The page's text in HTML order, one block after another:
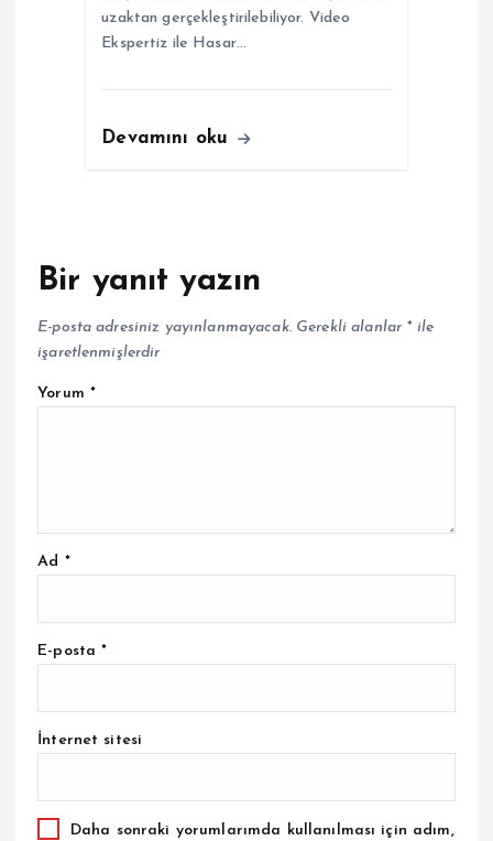
uzaktan gerçekleştirilebiliyor. Video
Ekspertiz ile Hasar…
Devamını oku
Bir yanıt yazın
E-posta adresiniz yayınlanmayacak. Gerekli alanlar *ile
işaretlenmişlerdir
Yorum *
Ad *
E-posta*
İnternet sitesi
Daha sonraki yorumlarımda kullanılması için adım,